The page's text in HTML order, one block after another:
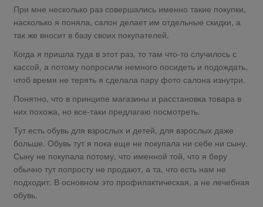
При мне несколько раз совершались именно такие покупки,
насколько я поняла, салон делает им отдельные скидки, а
так же вносит в базу своих покупателей.
Когда я пришла туда в этот раз, то там что-то случилось с
кассой, а потому попросили немного посидеть и подождать,
чтоб время не терять я сделала пару фото салона изнутри.
Понятно, что в принципе магазины и расстановка товара в
них похожа, но все-таки предлагаю посмотреть.
Тут есть обувь для взрослых и детей, для взрослых даже
больше. Обувь тут я пока еще не покупала ни себе ни сыну.
Сыну не покупала потому, что именной той, что я беру
обычно тут попросту не продают, а та, что есть нам не
подходит. В основном это профилактическая, а не лечебная
обувь.